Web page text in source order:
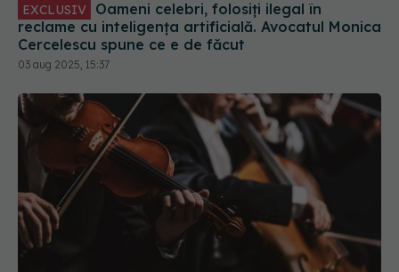
EXCLUSIV
reclame cu inteligența artificială. Avocatul Monica
Cercelescu spune ce e de făcut
03 aug 2025, 15:37